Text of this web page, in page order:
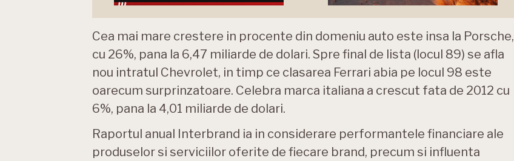
Cea mai mare crestere in procente din domeniu auto este insa la Porsche,
cu 26%, pana la 6,47 miliarde de dolari. Spre final de lista (locul 89) se afla
nou intratul Chevrolet, in timp ce clasarea Ferrari abia pe locul 98 este
oarecum surprinzatoare. Celebra marca italiana a crescut fata de 2012 cu
6%, pana la 4,01 miliarde de dolari.
Raportul anual Interbrand ia in considerare performantele financiare ale
produselor si serviciilor oferite de fiecare brand, precum si influenta